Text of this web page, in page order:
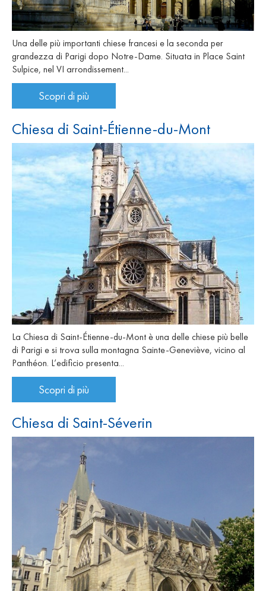
Una delle più importanti chiese francesi e la seconda per
grandezza di Parigi dopo Notre-Dame. Situata in Place Saint
Sulpice, nel VI arrondissement...
Scopri di più
Chiesa di Saint-Étienne-du-Mont
La Chiesa di Saint-Étienne-du-Mont è una delle chiese più belle
di Parigi e si trova sulla montagna Sainte-Geneviève, vicino al
Panthéon. L’edificio presenta...
Scopri di più
Chiesa di Saint-Séverin